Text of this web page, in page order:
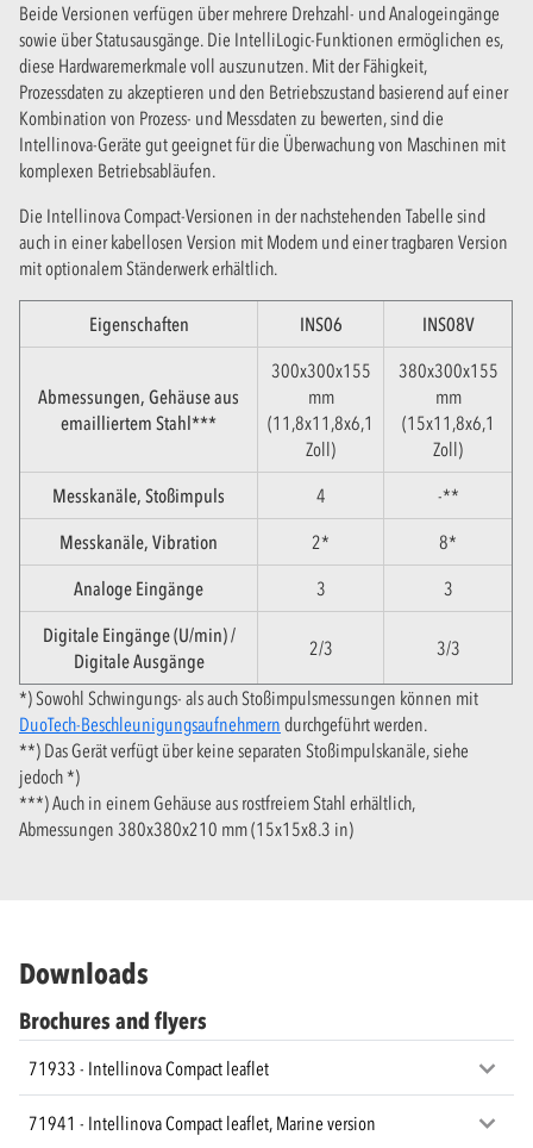
Beide Versionen verfügen über mehrere Drehzahl- und Analogeingänge
sowie über Statusausgänge. Die IntelliLogic-Funktionen ermöglichen es,
diese Hardwaremerkmale voll auszunutzen. Mit der Fähigkeit,
Prozessdaten zu akzeptieren und den Betriebszustand basierend auf einer
Kombination von Prozess- und Messdaten zu bewerten, sind die
Intellinova-Geräte gut geeignet für die Überwachung von Maschinen mit
komplexen Betriebsabläufen.
Die Intellinova Compact-Versionen in der nachstehenden Tabelle sind
auch in einer kabellosen Version mit Modem und einer tragbaren Version
mit optionalem Ständerwerk erhältlich.
Eigenschaften INS06 INS08V
Abmessungen, Gehäuse aus
emailliertem Stahl***
300x300x155
mm
(11,8x11,8x6,1
Zoll)
380x300x155
mm
(15x11,8x6,1
Zoll)
Messkanäle, Stoßimpuls
4
-**
Messkanäle, Vibration
2*
8*
Analoge Eingänge
3
3
Digitale Eingänge (U/min) /
Digitale Ausgänge
2/3 3/3
*) Sowohl Schwingungs- als auch Stoßimpulsmessungen können mit
DuoTech-Beschleunigungsaufnehmern durchgeführt werden.
**) Das Gerät verfügt über keine separaten Stoßimpulskanäle, siehe
jedoch *)
***) Auch in einem Gehäuse aus rostfreiem Stahl erhältlich,
Abmessungen 380x380x210 mm (15x15x8.3 in)
Downloads
Brochures and flyers
71933 - Intellinova Compact leaflet
71941 - Intellinova Compact leaflet, Marine version